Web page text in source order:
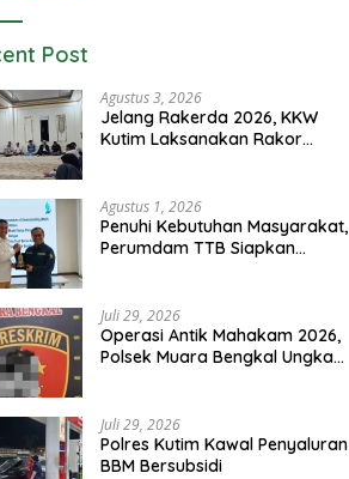
Post
Agustus 3, 2026
Jelang Rakerda 2026, KKW
Kutim Laksanakan Rakor
Agustus 1, 2026
Penuhi Kebutuhan Masyarakat,
Perumdam TTB Siapkan
Juli 29, 2026
Operasi Antik Mahakam 2026,
Polsek Muara Bengkal Ungkap
Juli 29, 2026
Polres Kutim Kawal Penyaluran
BBM Bersubsidi